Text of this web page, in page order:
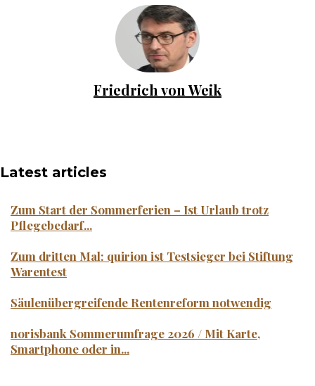
Friedrich von Weik
Latest articles
Zum Start der Sommerferien – Ist Urlaub trotz
Pflegebedarf...
Zum dritten Mal: quirion ist Testsieger bei Stiftung
Warentest
Säulenübergreifende Rentenreform notwendig
norisbank Sommerumfrage 2026 / Mit Karte,
Smartphone oder in...